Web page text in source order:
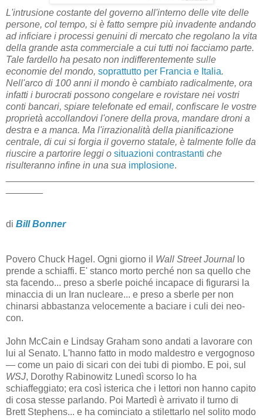
L'intrusione costante del governo all'interno delle vite delle
persone, col tempo, si è fatto sempre più invadente andando
ad inficiare i processi genuini di mercato che regolano la vita
della grande asta commerciale a cui tutti noi facciamo parte.
Tale fardello ha pesato non indifferentemente sulle
economie del mondo, soprattutto per Francia e Italia.
Nell'arco di 100 anni il mondo è cambiato radicalmente, ora
infatti i burocrati possono congelare e rovistare nei vostri
conti bancari, spiare telefonate ed email, confiscare le vostre
proprietà accollandovi l'onere della prova, mandare droni a
destra e a manca. Ma l'irrazionalità della pianificazione
centrale, di cui si forgia il governo statale, è talmente folle da
riuscire a partorire leggi o situazioni contrastanti che
risulteranno infine in una sua implosione.
di Bill Bonner
Povero Chuck Hagel. Ogni giorno il Wall Street Journal lo
prende a schiaffi. E' stanco morto perché non sa quello che
sta facendo... preso a sberle poiché incapace di figurarsi la
minaccia di un Iran nucleare... e preso a sberle per non
chinarsi abbastanza velocemente a baciare i culi dei neo-
con.
John McCain e Lindsay Graham sono andati a lavorare con
lui al Senato. L'hanno fatto in modo maldestro e vergognoso
— come un paio di sicari con dei tubi di piombo. E poi, sul
WSJ, Dorothy Rabinowitz Lunedì scorso lo ha
schiaffeggiato; era così isterica che i lettori non hanno capito
di cosa stesse parlando. Poi Martedì è arrivato il turno di
Brett Stephens... e ha cominciato a stilettarlo nel solito modo